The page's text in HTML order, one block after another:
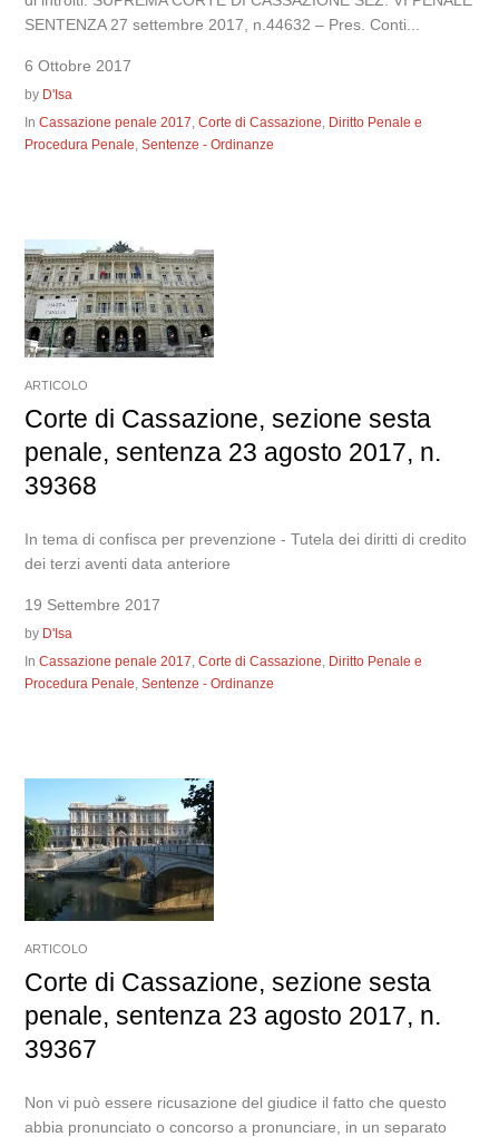
SENTENZA 27 settembre 2017, n.44632 – Pres. Conti...
6 Ottobre 2017
by D'Isa
InCassazione penale 2017 ,Corte di Cassazione Diritto Penale e
Procedura Penale ,Sentenze - Ordinanze
ARTICOLO
Corte di Cassazione, sezione sesta
penale, sentenza 23 agosto 2017, n.
39368
In tema di confisca per prevenzione - Tutela dei diritti di credito
dei terzi aventi data anteriore
19 Settembre 2017
by D'Isa
InCassazione penale 2017,Corte di Cassazione, Diritto Penale e
Procedura Penale,Sentenze - Ordinanze
ARTICOLO
Corte di Cassazione, sezione sesta
penale, sentenza 23 agosto 2017, n.
39367
Non vi può essere ricusazione del giudice il fatto che questo
abbia pronunciato o concorso a pronunciare, in un separato